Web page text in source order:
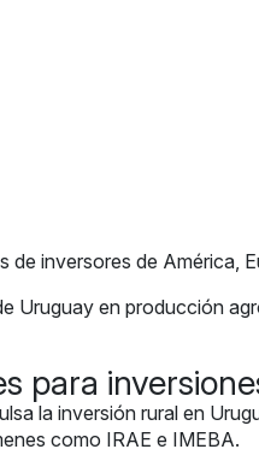
de inversores de América,
Uruguay en producción
para
la inversión rural en
como IRAE e IMEBA.